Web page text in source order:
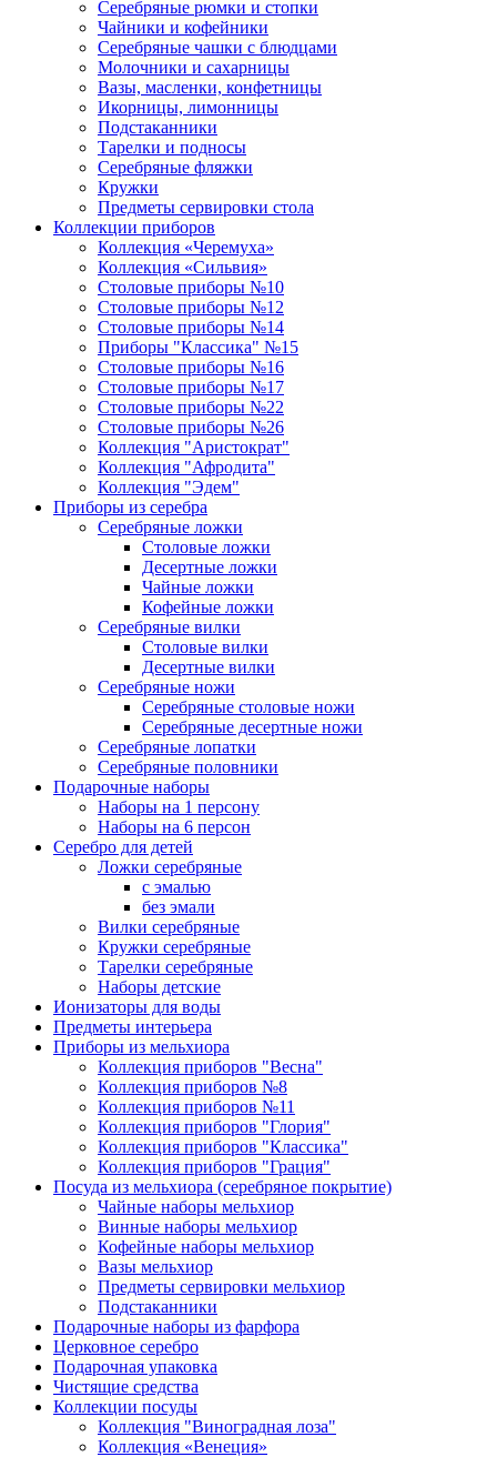
Серебряные рюмки и стопки
Чайники и кофейники
Серебряные чашки с блюдцами
Молочники и сахарницы
Вазы, масленки, конфетницы
Икорницы, лимонницы
Подстаканники
Тарелки и подносы
Серебряные фляжки
Кружки
Предметы сервировки стола
Коллекции приборов
Коллекция «Черемуха»
Коллекция «Сильвия»
Столовые приборы №10
Столовые приборы №12
Столовые приборы №14
Приборы "Классика" №15
Столовые приборы №16
Столовые приборы №17
Столовые приборы №22
Столовые приборы №26
Коллекция "Аристократ"
Коллекция "Афродита"
Коллекция "Эдем"
Приборы из серебра
Серебряные ложки
Столовые ложки
Десертные ложки
Чайные ложки
Кофейные ложки
Серебряные вилки
Столовые вилки
Десертные вилки
Серебряные ножи
Серебряные столовые ножи
Серебряные десертные ножи
Серебряные лопатки
Серебряные половники
Подарочные наборы
Наборы на 1 персону
Наборы на 6 персон
Серебро для детей
Ложки серебряные
с эмалью
без эмали
Вилки серебряные
Кружки серебряные
Тарелки серебряные
Наборы детские
Ионизаторы для воды
Предметы интерьера
Приборы из мельхиора
Коллекция приборов "Весна"
Коллекция приборов №8
Коллекция приборов №11
Коллекция приборов "Глория"
Коллекция приборов "Классика"
Коллекция приборов "Грация"
Посуда из мельхиора (серебряное покрытие)
Чайные наборы мельхиор
Винные наборы мельхиор
Кофейные наборы мельхиор
Вазы мельхиор
Предметы сервировки мельхиор
Подстаканники
Подарочные наборы из фарфора
Церковное серебро
Подарочная упаковка
Чистящие средства
Коллекции посуды
Коллекция "Виноградная лоза"
Коллекция «Венеция»